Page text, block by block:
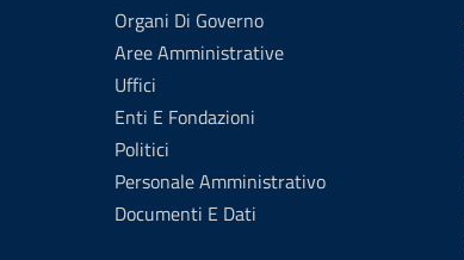
Organi Di Governo
Aree Amministrative
Uffici
Enti E Fondazioni
Politici
Personale Amministrativo
Documenti E Dati